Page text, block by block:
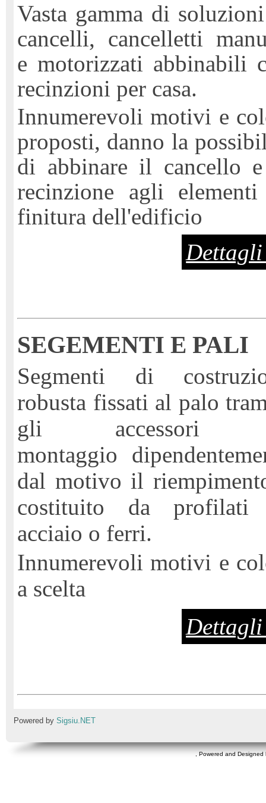
Vasta gamma di
cancelli, cancelletti
e motorizzati abbinabili
recinzioni per casa.
Innumerevoli motivi e
proposti, danno la
di abbinare il cancello
recinzione agli
finitura dell'edificio
SEGEMENTI E PALI
Segmenti di
robusta fissati al palo
gli accessori
montaggio
dal motivo il
costituito da
acciaio o ferri.
Innumerevoli motivi e
a scelta
Powered by Sigsiu.NET
, Powered and